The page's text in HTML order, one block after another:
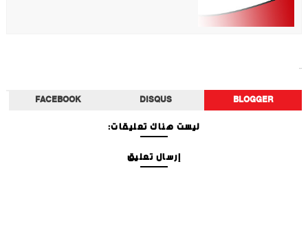
BLOGGER
DISQUS
FACEBOOK
ليست هناك تعليقات:
إرسال تعليق